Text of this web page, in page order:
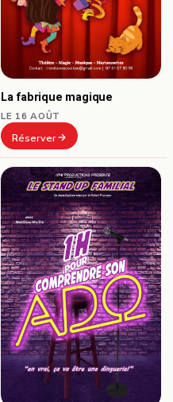
La fabrique magique
LE 16 AOÛT
Réserver